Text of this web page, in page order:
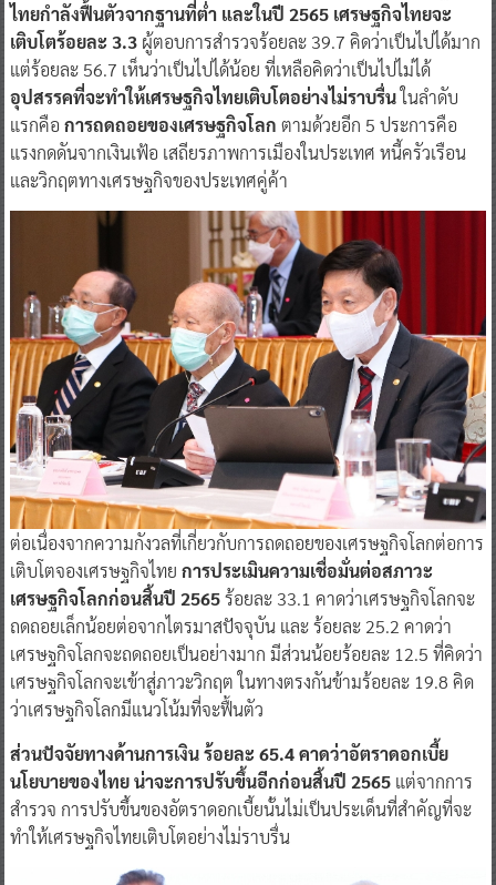
ไทยกำลังฟื้นตัวจากฐานที่ต่ำ และในปี 2565 เศรษฐกิจไทยจะ
เติบโตร้อยละ 3.3 ผู้ตอบการสำรวจร้อยละ 39.7 คิดว่าเป็นไปได้มาก
แต่ร้อยละ 56.7 เห็นว่าเป็นไปได้น้อย ที่เหลือคิดว่าเป็นไปไม่ได้
อุปสรรคที่จะทำให้เศรษฐกิจไทยเติบโตอย่างไม่ราบรื่นในลำดับ
แรกคือ การถดถอยของเศรษฐกิจโลก ตามด้วยอีก 5 ประการคือ
แรงกดดันจากเงินเฟ้อ เสถียรภาพการเมืองในประเทศ หนี้ครัวเรือน
และวิกฤตทางเศรษฐกิจของประเทศคู่ค้า
ต่อเนื่องจากความกังวลที่เกี่ยวกับการถดถอยของเศรษฐกิจโลกต่อการ
เติบโตจองเศรษฐกิจไทย การประเมินความเชื่อมั่นต่อสภาวะ
เศรษฐกิจโลกก่อนสิ้นปี 2565ร้อยละ 33.1 คาดว่าเศรษฐกิจโลกจะ
ถดถอยเล็กน้อยต่อจากไตรมาสปัจจุบัน และ ร้อยละ 25.2 คาดว่า
เศรษฐกิจโลกจะถดถอยเป็นอย่างมาก มีส่วนน้อยร้อยละ 12.5 ที่คิดว่า
เศรษฐกิจโลกจะเข้าสู่ภาวะวิกฤต ในทางตรงกันข้ามร้อยละ 19.8 คิด
ว่าเศรษฐกิจโลกมีแนวโน้มที่จะฟื้นตัว
ส่วนปัจจัยทางด้านการเงิน ร้อยละ 65.4 คาดว่าอัตราดอกเบี้ย
นโยบายของไทย น่าจะการปรับขึ้นอีกก่อนสิ้นปี 2565แต่จากการ
สำรวจ การปรับขึ้นของอัตราดอกเบี้ยนั้นไม่เป็นประเด็นที่สำคัญที่จะ
ทำให้เศรษฐกิจไทยเติบโตอย่างไม่ราบรื่น